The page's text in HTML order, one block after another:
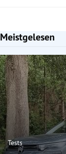
Meistgelesen
Slide 1 von 7
Tests